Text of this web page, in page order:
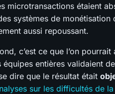
microtransactions étaient
systèmes de monétisation
aussi repoussant.
c’est ce que l’on
équipes entières validaient
dire que le résultat était
sur les difficultés de